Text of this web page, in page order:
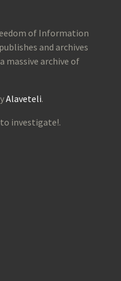
of Information
and archives
massive archive of
Alaveteli.
investigate!.